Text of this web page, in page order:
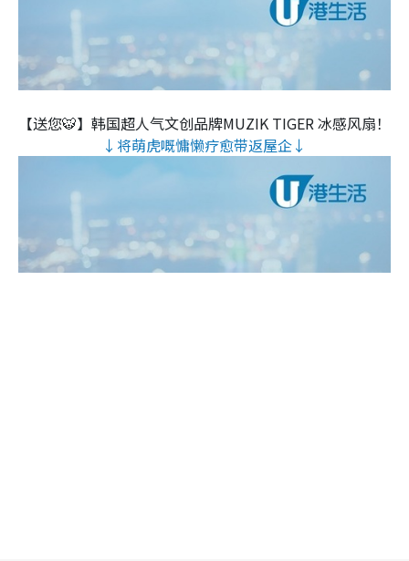
【送您🐯】韩国超人气文创品牌MUZIK TIGER 冰感风扇！
↓将萌虎嘅慵懒疗愈带返屋企↓